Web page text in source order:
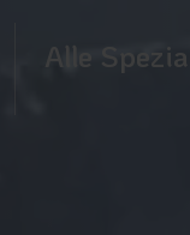
Alle